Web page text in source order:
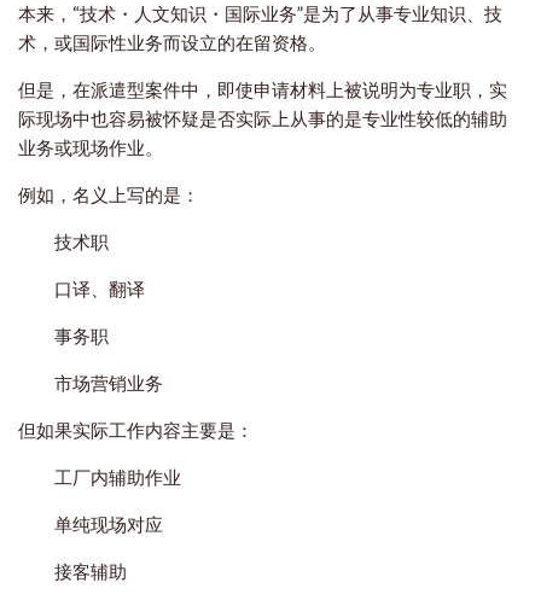
本来，“技术・人文知识・国际业务”是为了从事专业知识、技
术，或国际性业务而设立的在留资格。
但是，在派遣型案件中，即使申请材料上被说明为专业职，实
际现场中也容易被怀疑是否实际上从事的是专业性较低的辅助
业务或现场作业。
例如，名义上写的是：
技术职
口译、翻译
事务职
市场营销业务
但如果实际工作内容主要是：
工厂内辅助作业
单纯现场对应
接客辅助